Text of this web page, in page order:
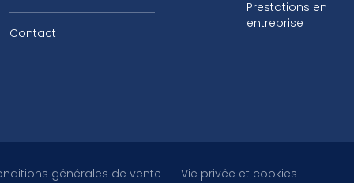
Contact
Prestations en
entreprise
générales de vente Vie privée et cookies